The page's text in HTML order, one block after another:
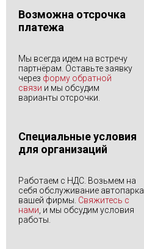
Возможна отсрочка
платежа
Мы всегда идем на встречу
партнёрам. Оставьте заявку
через форму обратной
связи и мы обсудим
варианты отсрочки.
Специальные условия
для организаций
Работаем с НДС. Возьмем на
себя обслуживание автопарка
вашей фирмы. Свяжитесь с
нами , и мы обсудим условия
работы.